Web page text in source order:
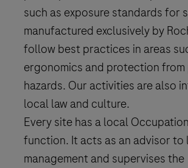
such as exposure standards for
manufactured exclusively by
follow best practices in areas
ergonomics and protection
hazards. Our activities are also
local law and culture.
Every site has a local
function. It acts as an advisor to
management and supervises the